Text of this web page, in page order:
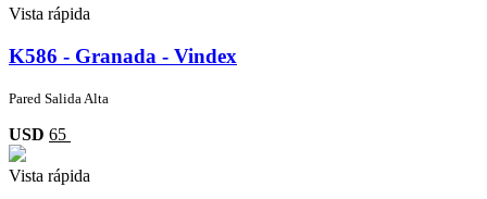
Vista rápida
K586 - Granada - Vindex
Pared Salida Alta
USD 65
Vista rápida